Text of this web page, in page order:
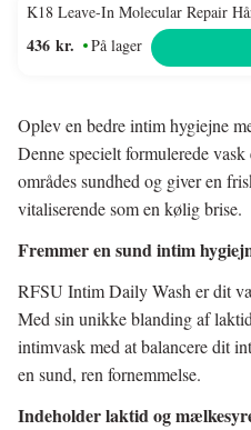
På lager
436 kr.
Oplev en bedre intim hygiejne
Denne specielt formulerede
områdes sundhed og giver en
vitaliserende som en kølig brise.
Fremmer en sund intim
RFSU Intim Daily Wash er dit
Med sin unikke blanding af
intimvask med at balancere dit
en sund, ren fornemmelse.
Indeholder laktid og